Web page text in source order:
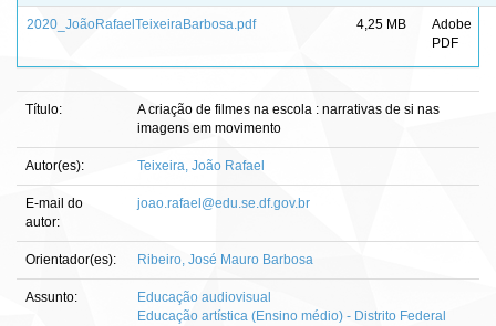
2020_JoãoRafaelTeixeiraBarbosa.pdf 4,25 MB
Adobe
PDF
Título:
A criação de filmes na escola : narrativas de si nas
imagens em movimento
Autor(es): Teixeira, João Rafael
E-mail do
autor:
joao.rafael@edu.se.df.gov.br
Orientador(es): Ribeiro, José Mauro Barbosa
Assunto:
Educação audiovisual
Educação artística (Ensino médio) - Distrito Federal